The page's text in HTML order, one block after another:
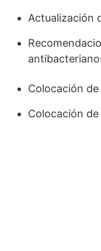
Actualización
Colocación
Colocación